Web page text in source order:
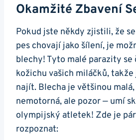
Okamžité Zbavení
Pokud jste někdy zjistili, že
pes chovají jako šílení, je
blechy! Tyto malé parazity
kožichu vašich miláčků,
najít. Blecha je většinou malá,
nemotorná, ale pozor — umí
olympijský atletek! Zde je
rozpoznat: